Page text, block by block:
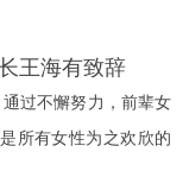
王海有致辞
过不懈努力，前辈女
所有女性为之欢欣的